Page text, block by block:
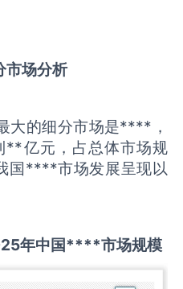
市场分析
大的细分市场是****，
**亿元，占总体市场规
国****市场发展呈现以
年中国****市场规模